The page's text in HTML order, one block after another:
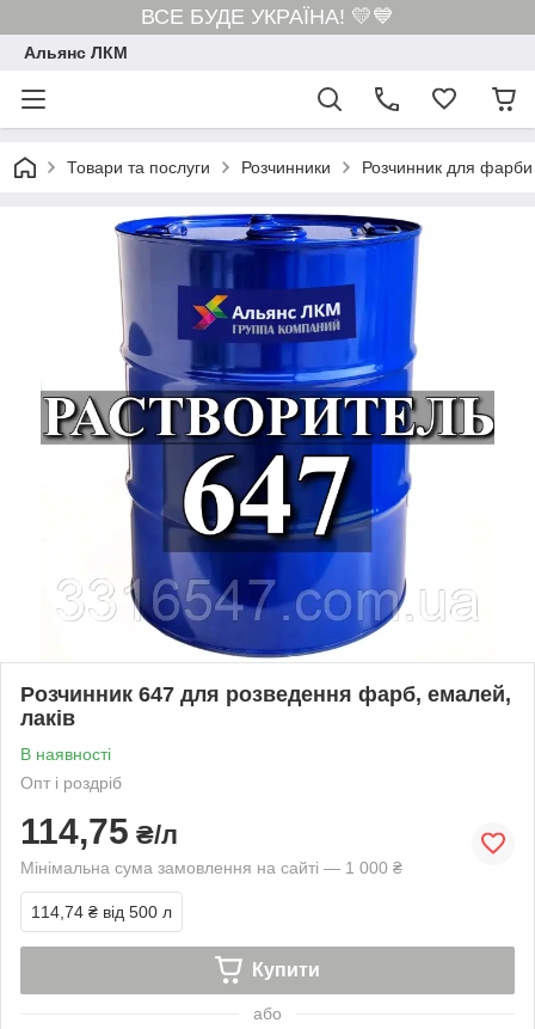
ВСЕ БУДЕ УКРАЇНА! 💛💙
Альянс ЛКМ
Товари та послуги Розчинники Розчинник для фарби
Розчинник 647 для розведення фарб, емалей,
лаків
В наявності
Опт і роздріб
114,75 ₴/л
Мінімальна сума замовлення на сайті — 1 000 ₴
114,74 ₴ від 500 л
Купити
або